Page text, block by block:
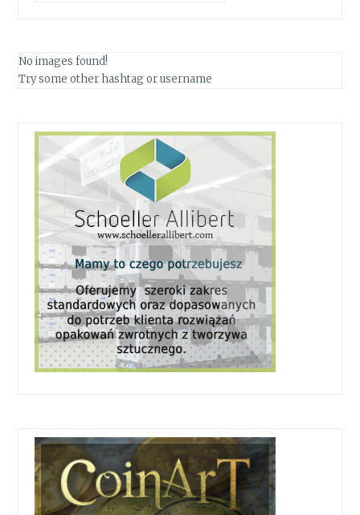
No images found!
Try some other hashtag or username